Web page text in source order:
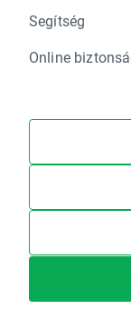
Segítség
Online